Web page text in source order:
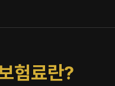
험료란?